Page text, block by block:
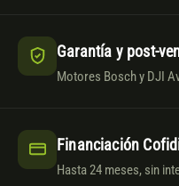
Garantía y post-
Motores Bosch y DJI
Financiación
Hasta 24 meses, sin